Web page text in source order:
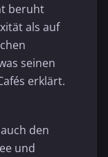
beruht
als auf
seinen
erklärt.
den
und